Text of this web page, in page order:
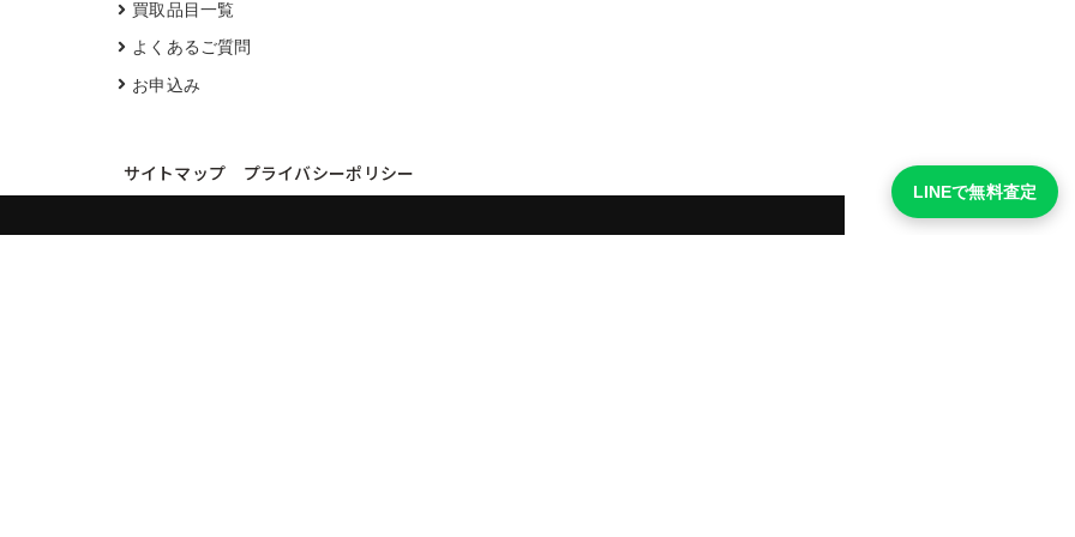
買取品目一覧
よくあるご質問
お申込み
サイトマップ プライバシーポリシー
LINEで無料査定